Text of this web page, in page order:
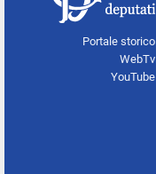
Portale storico
WebTv
YouTube